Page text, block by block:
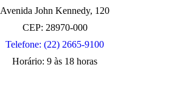
Avenida John Kennedy, 120
CEP: 28970-000
Telefone: (22) 2665-9100
Horário: 9 às 18 horas